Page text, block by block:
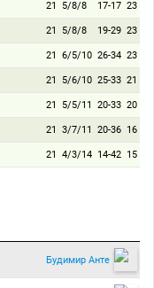
21 5/8/8 17-17 23
21 5/8/8 19-29 23
21 6/5/10 26-34 23
21 5/6/10 25-33 21
21 5/5/11 20-33 20
21 3/7/11 20-36 16
21 4/3/14 14-42 15
Будимир Анте